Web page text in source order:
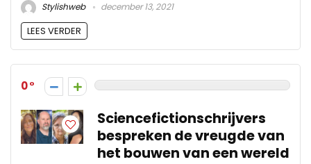
Stylishweb
december 13, 2021
LEES VERDER
0
Sciencefictionschrijvers
bespreken de vreugde van
het bouwen van een wereld